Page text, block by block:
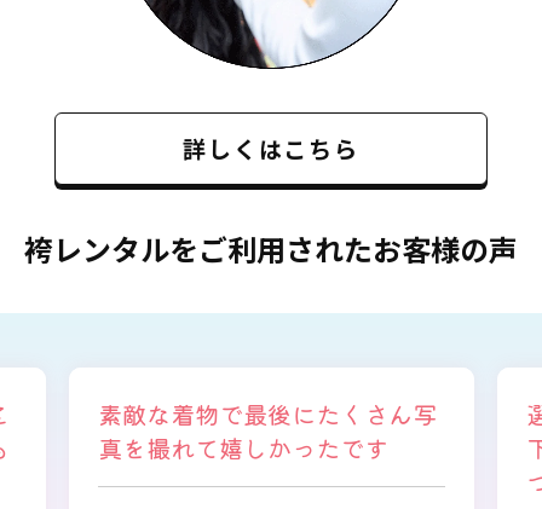
詳しくはこちら
袴レンタルをご利用されたお客様の声
選ぶ時から色々と親身になって
下さり、自分に似合うものを見
つけることができました